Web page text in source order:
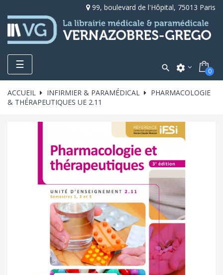
99, boulevard de l'Hôpital, 75013 Paris
Toggle
navigation
☰  settings 0
ACCUEIL INFIRMIER & PARAMÉDICAL
PHARMACOLOGIE
& THÉRAPEUTIQUES UE 2.11